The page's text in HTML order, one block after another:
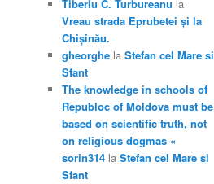
Tiberiu C. Turbureanu la
Vreau strada Eprubetei și la
Chișinău.
gheorghe la Stefan cel Mare si
Sfant
The knowledge in schools of
Republoc of Moldova must be
based on scientific truth, not
on religious dogmas «
sorin314 la Stefan cel Mare si
Sfant